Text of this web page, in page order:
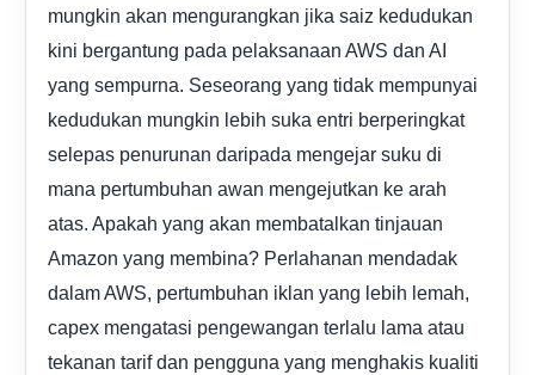
mungkin akan mengurangkan jika saiz kedudukan
kini bergantung pada pelaksanaan AWS dan AI
yang sempurna. Seseorang yang tidak mempunyai
kedudukan mungkin lebih suka entri berperingkat
selepas penurunan daripada mengejar suku di
mana pertumbuhan awan mengejutkan ke arah
atas. Apakah yang akan membatalkan tinjauan
Amazon yang membina? Perlahanan mendadak
dalam AWS, pertumbuhan iklan yang lebih lemah,
capex mengatasi pengewangan terlalu lama atau
tekanan tarif dan pengguna yang menghakis kualiti